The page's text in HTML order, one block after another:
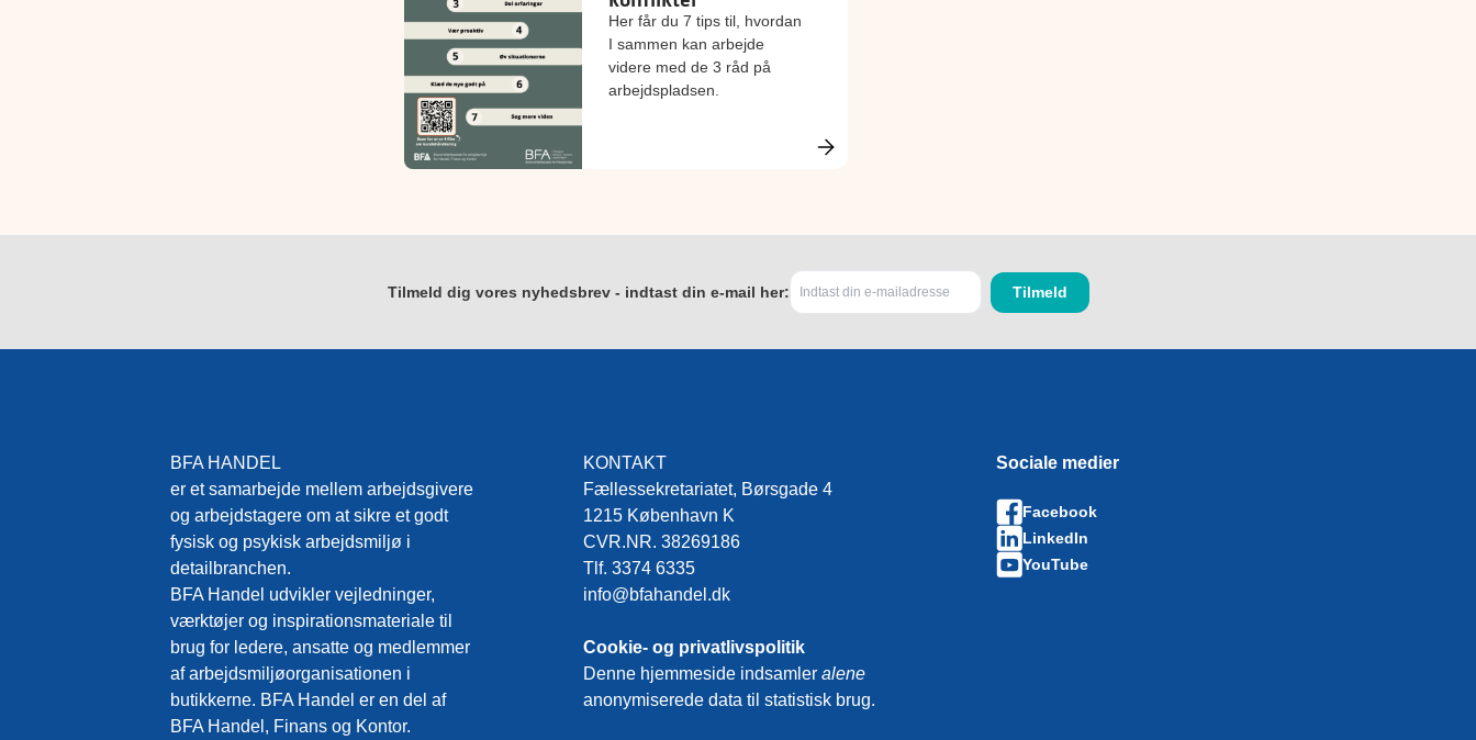
Her får du 7 tips til, hvordan
I sammen kan arbejde
videre med de 3 råd på
arbejdspladsen.
Tilmeld dig vores nyhedsbrev - indtast din e-mail her:
BFA HANDEL
er et samarbejde mellem arbejdsgivere
og arbejdstagere om at sikre et godt
fysisk og psykisk arbejdsmiljø i
detailbranchen.
BFA Handel udvikler vejledninger,
værktøjer og inspirationsmateriale til
brug for ledere, ansatte og medlemmer
af arbejdsmiljøorganisationen i
butikkerne. BFA Handel er en del af
BFA Handel, Finans og Kontor.
KONTAKT
Fællessekretariatet, Børsgade 4
1215 København K
CVR.NR. 38269186
Tlf. 3374 6335
info@bfahandel.dk
Cookie- og privatlivspolitik
Denne hjemmeside indsamler alene
anonymiserede data til statistisk brug.
Sociale medier
Facebook
LinkedIn
YouTube